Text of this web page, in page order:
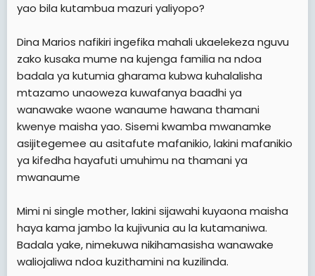
yao bila kutambua mazuri yaliyopo?
Dina Marios nafikiri ingefika mahali ukaelekeza nguvu
zako kusaka mume na kujenga familia na ndoa
badala ya kutumia gharama kubwa kuhalalisha
mtazamo unaoweza kuwafanya baadhi ya
wanawake waone wanaume hawana thamani
kwenye maisha yao. Sisemi kwamba mwanamke
asijitegemee au asitafute mafanikio, lakini mafanikio
ya kifedha hayafuti umuhimu na thamani ya
mwanaume
Mimi ni single mother, lakini sijawahi kuyaona maisha
haya kama jambo la kujivunia au la kutamaniwa.
Badala yake, nimekuwa nikihamasisha wanawake
waliojaliwa ndoa kuzithamini na kuzilinda.